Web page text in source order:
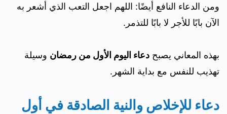
ومن الدعاء النافع أيضًا: اللهم اجعل التعب الذي أشعر به
الآن بابًا للأجر لا بابًا للتذمر.
بهذه المعاني يصبح دعاء اليوم الأول من رمضان وسيلة
تهذيب للنفس مع بداية الشهر.
دعاء للإخلاص والنية الصادقة في أول